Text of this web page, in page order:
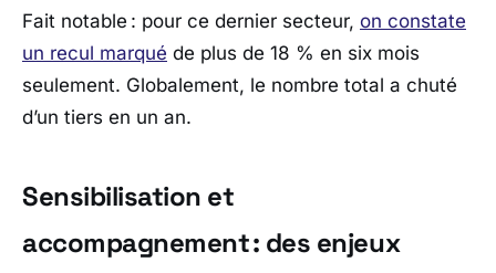
Fait notable : pour ce dernier secteur, on constate
un recul marqué de plus de 18 % en six mois
seulement. Globalement, le nombre total a chuté
d’un tiers en un an.
Sensibilisation et
accompagnement : des enjeux